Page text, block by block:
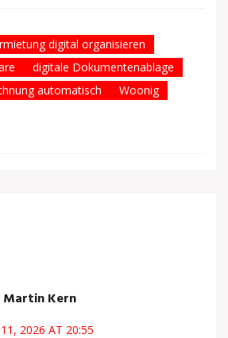
digital organisieren
digitale Dokumentenablage
automatisch
Woonig
Martin Kern
2026 AT 20:55